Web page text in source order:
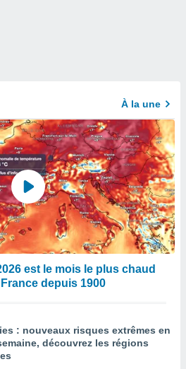
À la une
est le mois le plus chaud
depuis 1900
: nouveaux risques extrêmes en
découvrez les régions